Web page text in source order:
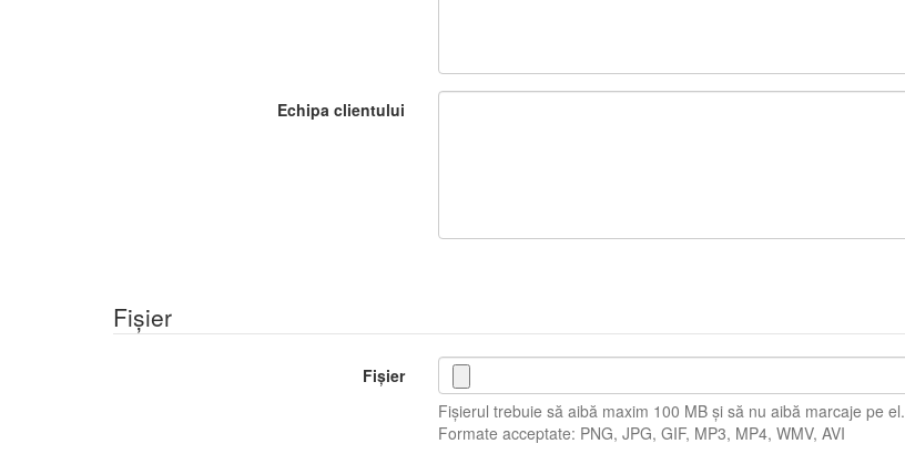
Echipa clientului
Fișier
Fișier
Fișierul trebuie să aibă maxim 100 MB și să nu aibă marcaje pe el.
Formate acceptate: PNG, JPG, GIF, MP3, MP4, WMV, AVI